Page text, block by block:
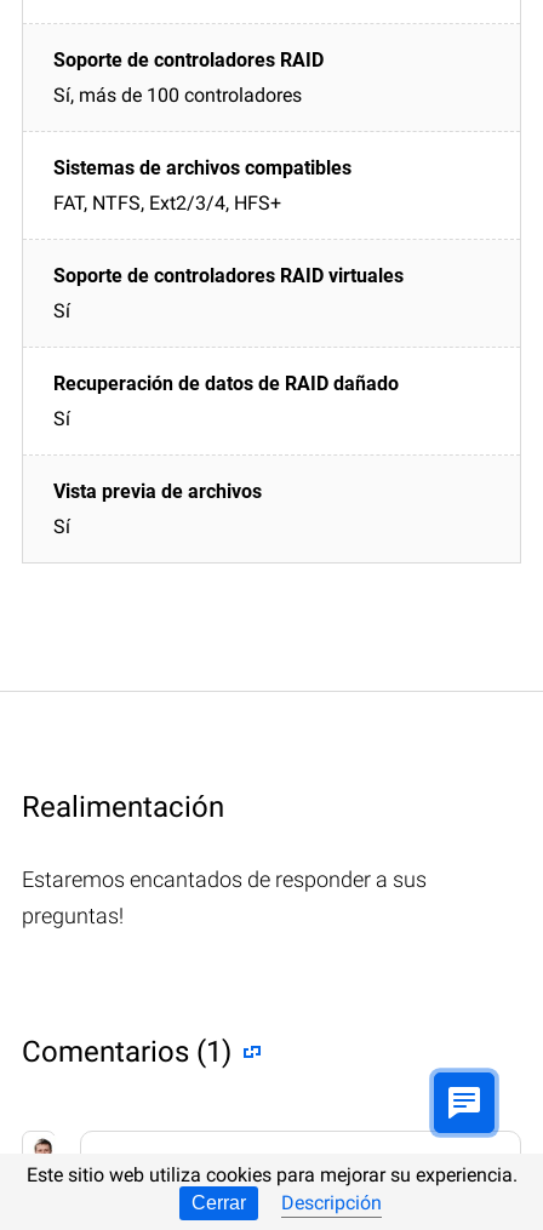
Sí, más de 100 controladores
FAT, NTFS, Ext2/3/4, HFS+
Sí
Sí
Sí
Realimentación
Estaremos encantados de responder a sus
preguntas!
Comentarios (1)
Hetman Software: Data Recovery
9.08.2022 12:31 #
Este sitio web utiliza cookies para mejorar su experiencia.
Cerrar Descripción